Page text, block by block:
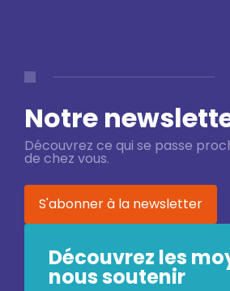
Notre
Découvrez ce qui se passe
de chez vous.
S'abonner à la newsletter
Découvrez les
nous soutenir